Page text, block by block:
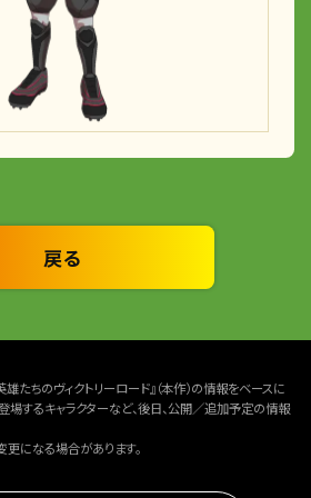
戻る
たちのヴィクトリーロード』（本作）の情報をベースに
場するキャラクターなど、後日、公開／追加予定の情報
になる場合があります。